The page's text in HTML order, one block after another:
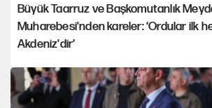
Büyük Taarruz ve Başkomutanlık
Muharebesi'nden kareler: ‘Ordular ilk
Akdeniz'dir’